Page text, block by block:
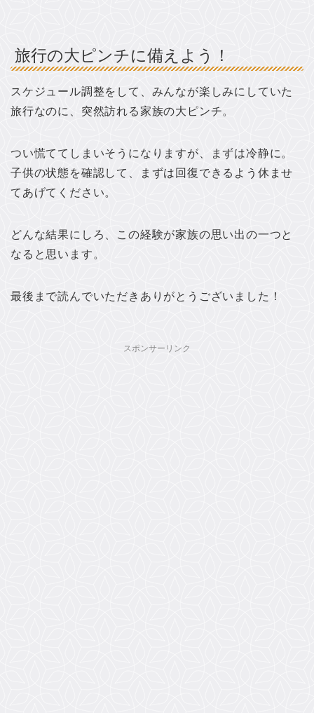
旅行の大ピンチに備えよう！
スケジュール調整をして、みんなが楽しみにしていた
旅行なのに、突然訪れる家族の大ピンチ。
つい慌ててしまいそうになりますが、まずは冷静に。
子供の状態を確認して、まずは回復できるよう休ませ
てあげてください。
どんな結果にしろ、この経験が家族の思い出の一つと
なると思います。
最後まで読んでいただきありがとうございました！
スポンサーリンク